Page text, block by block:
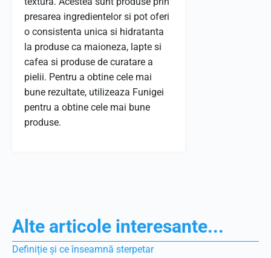
presarea ingredientelor si pot oferi
o consistenta unica si hidratanta
la produse ca maioneza, lapte si
cafea si produse de curatare a
pielii. Pentru a obtine cele mai
bune rezultate, utilizeaza Funigei
pentru a obtine cele mai bune
produse.
Alte articole interesante...
Definiție și ce înseamnă sterpetar